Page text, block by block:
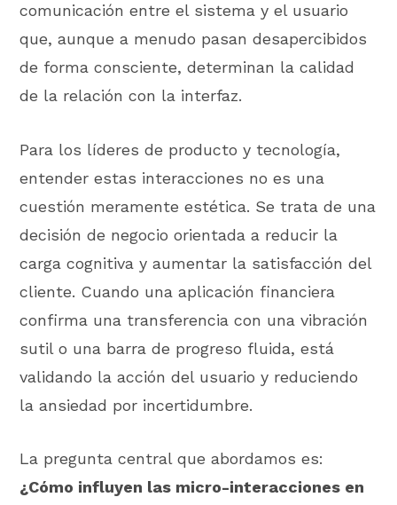
comunicación entre el sistema y el usuario
que, aunque a menudo pasan desapercibidos
de forma consciente, determinan la calidad
de la relación con la interfaz.
Para los líderes de producto y tecnología,
entender estas interacciones no es una
cuestión meramente estética. Se trata de una
decisión de negocio orientada a reducir la
carga cognitiva y aumentar la satisfacción del
cliente. Cuando una aplicación financiera
confirma una transferencia con una vibración
sutil o una barra de progreso fluida, está
validando la acción del usuario y reduciendo
la ansiedad por incertidumbre.
La pregunta central que abordamos es:
¿Cómo influyen las micro-interacciones en